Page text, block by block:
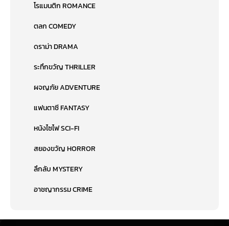
โรแมนติก ROMANCE
ตลก COMEDY
ดราม่า DRAMA
ระทึกขวัญ THRILLER
ผจญภัย ADVENTURE
แฟนตาซี FANTASY
หนังไซไฟ SCI-FI
สยองขวัญ HORROR
ลึกลับ MYSTERY
อาชญากรรม CRIME